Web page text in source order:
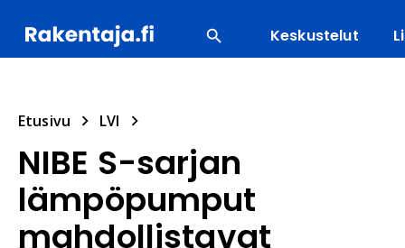
Keskustelut
Etusivu LVI
NIBE S-sarjan
lämpöpumput
mahdollistavat